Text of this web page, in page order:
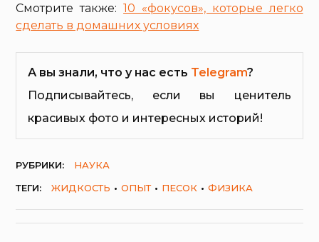
Смотрите также:10 «фокусов», которые легко
сделать в домашних условиях
А вы знали, что у нас есть Telegram?
Подписывайтесь, если вы ценитель
красивых фото и интересных историй!
РУБРИКИ:
НАУКА
ТЕГИ:
ЖИДКОСТЬ ОПЫТ ПЕСОК ФИЗИКА